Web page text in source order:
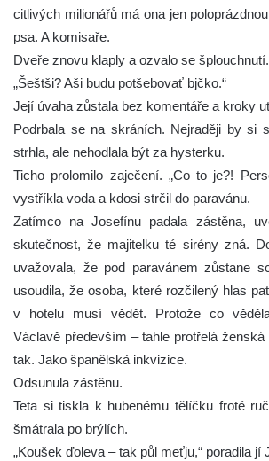
citlivých milionářů má ona jen
psa. A komisaře.
Dveře znovu klaply a ozvalo se šplouchnutí.
„Šeštši? Aši budu potšebovať bjčko.“
Její úvaha zůstala bez komentáře a kroky
Podrbala se na skráních. Nejraději by si
strhla, ale nehodlala být za hysterku.
Ticho prolomilo zaječení. „Co to je?!
vystříkla voda a kdosi strčil do paravánu.
Zatímco na Josefínu padala zástěna,
skutečnost, že majitelku té sirény zná.
uvažovala, že pod paravánem zůstane
usoudila, že osoba, které rozčilený hlas
v hotelu musí vědět. Protože co
Václavě především – tahle protřelá
tak. Jako španělská inkvizice.
Odsunula zástěnu.
Teta si tiskla k hubenému tělíčku froté
šmátrala po brýlích.
„Koušek ďoleva – tak půl meťju,“ poradila jí